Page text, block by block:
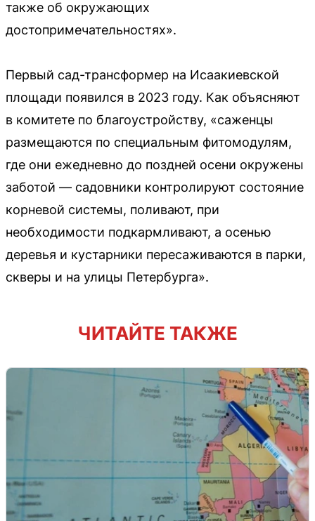
также об окружающих
достопримечательностях».
Первый сад-трансформер на Исаакиевской
площади появился в 2023 году. Как объясняют
в комитете по благоустройству, «саженцы
размещаются по специальным фитомодулям,
где они ежедневно до поздней осени окружены
заботой — садовники контролируют состояние
корневой системы, поливают, при
необходимости подкармливают, а осенью
деревья и кустарники пересаживаются в парки,
скверы и на улицы Петербурга».
ЧИТАЙТЕ ТАКЖЕ